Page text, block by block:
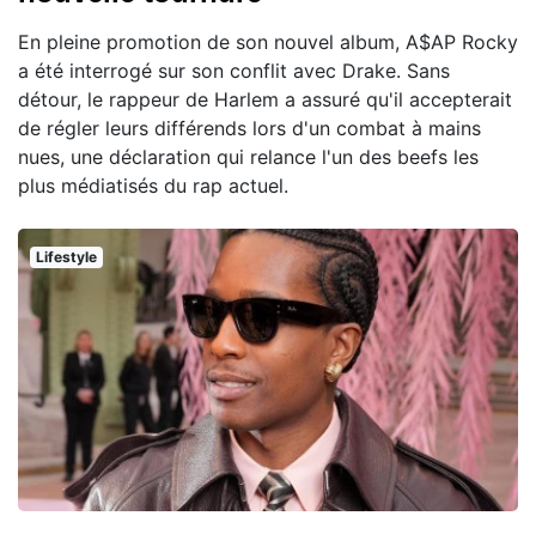
En pleine promotion de son nouvel album, A$AP Rocky
a été interrogé sur son conflit avec Drake. Sans
détour, le rappeur de Harlem a assuré qu'il accepterait
de régler leurs différends lors d'un combat à mains
nues, une déclaration qui relance l'un des beefs les
plus médiatisés du rap actuel.
Lifestyle